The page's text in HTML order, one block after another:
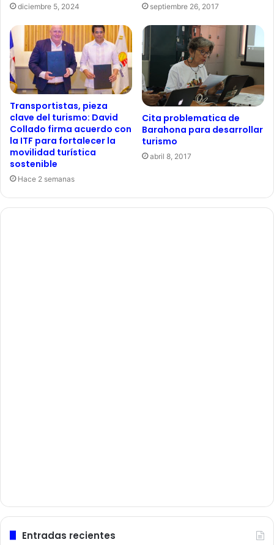
diciembre 5, 2024 septiembre 26, 2017
Transportistas, pieza
clave del turismo: David
Collado firma acuerdo con
la ITF para fortalecer la
movilidad turística
sostenible
Hace 2 semanas
Cita problematica de
Barahona para desarrollar
turismo
abril 8, 2017
Entradas recientes